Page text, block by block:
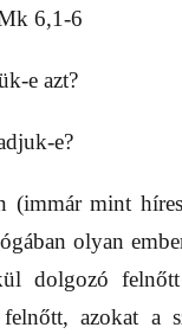
6,1-6
e azt?
e?
(immár mint
olyan
dolgozó
azokat a